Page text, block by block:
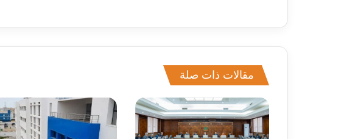
مقالات ذات صلة